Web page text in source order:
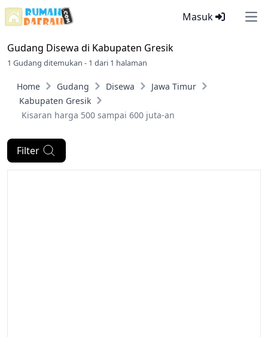
Masuk
Gudang Disewa di Kabupaten Gresik
1 Gudang ditemukan - 1 dari 1 halaman
Home Gudang Disewa
Jawa Timur
Kabupaten Gresik
Kisaran harga 500 sampai 600 juta-an
Filter